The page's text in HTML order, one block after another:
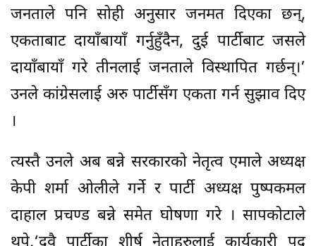
जनताले पनि सोही अनुसार जनमत दिएका छन्,
एकताबाट दायाँबायाँ गर्नुहुँदैन, दुई पार्टीबाट जसले
दायाँबायाँ गरे तीनलाई जनताले विस्थापित गर्छन्।’
उनले कांग्रेसलाई अरु पार्टीसँग एकता गर्न सुझाव दिए
।
त्यस्तै उनले अब बन्ने सरकारको नेतृत्व एमाले अध्यक्ष
केपी शर्मा ओलीले गर्ने र पार्टी अध्यक्ष पुष्पकमल
दाहाल प्रचण्ड बन्ने समेत घोषणा गरे । सापकोटाले